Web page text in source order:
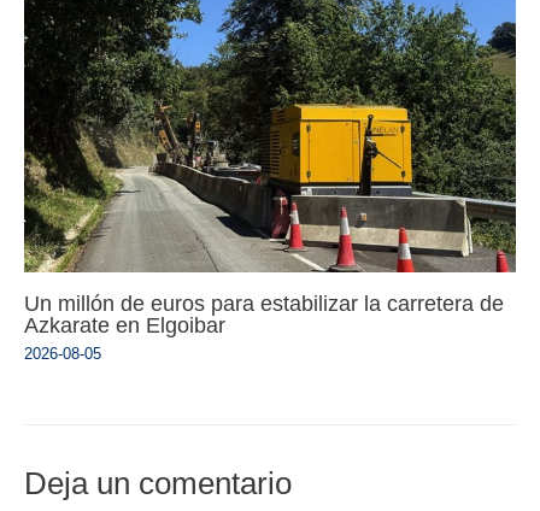
Un millón de euros para estabilizar la carretera de
Azkarate en Elgoibar
2026-08-05
Deja un comentario